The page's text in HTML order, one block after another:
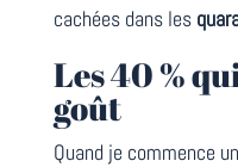
cachées dans les
Les 40 %
goût
Quand je commence